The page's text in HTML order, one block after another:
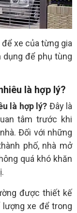
xe của từng gia
để phụ tùng
là hợp lý?
là hợp lý? Đây là
tâm trước khi
Đối với những
phố, nhà mở
quá khó khăn
được thiết kế
xe để trong